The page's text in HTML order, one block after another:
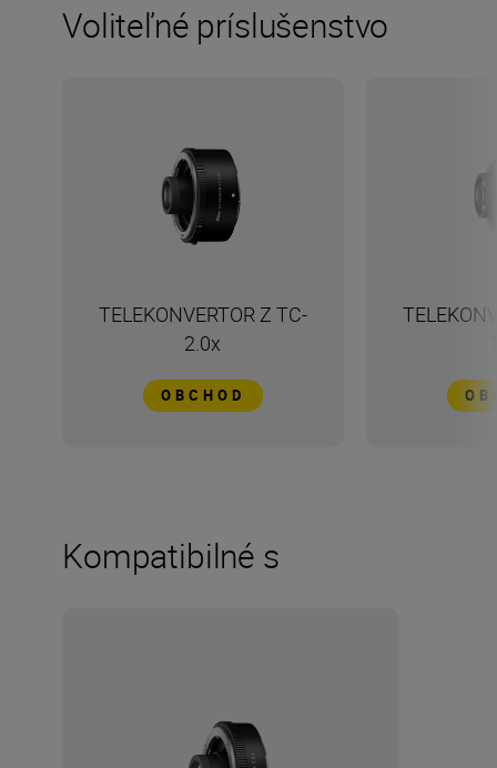
Voliteľné príslušenstvo
TELEKONVERTOR Z TC-
2.0x
OBCHOD
Kompatibilné s